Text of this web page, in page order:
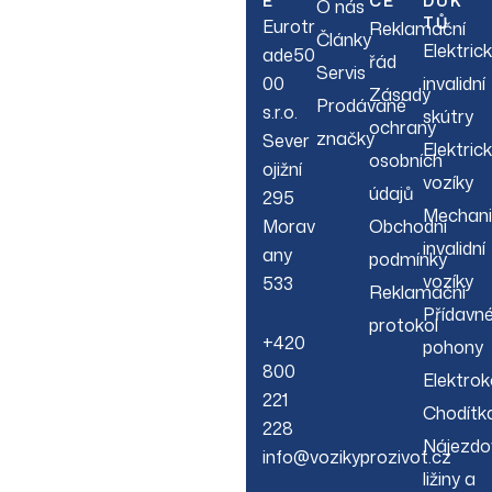
Eurotr
ade50
00
s.r.o.
Sever
ojižní
295
Morav
any
533
+420
800
221
228
info@vozikyprozivot.cz
O nás
Články
Servis
Prodávané
značky
Reklamační
řád
Zásady
ochrany
osobních
údajů
Obchodní
podmínky
Reklamační
protokol
TŮ
invalidní
skútry
vozíky
invalidní
vozíky
pohony
ližiny a